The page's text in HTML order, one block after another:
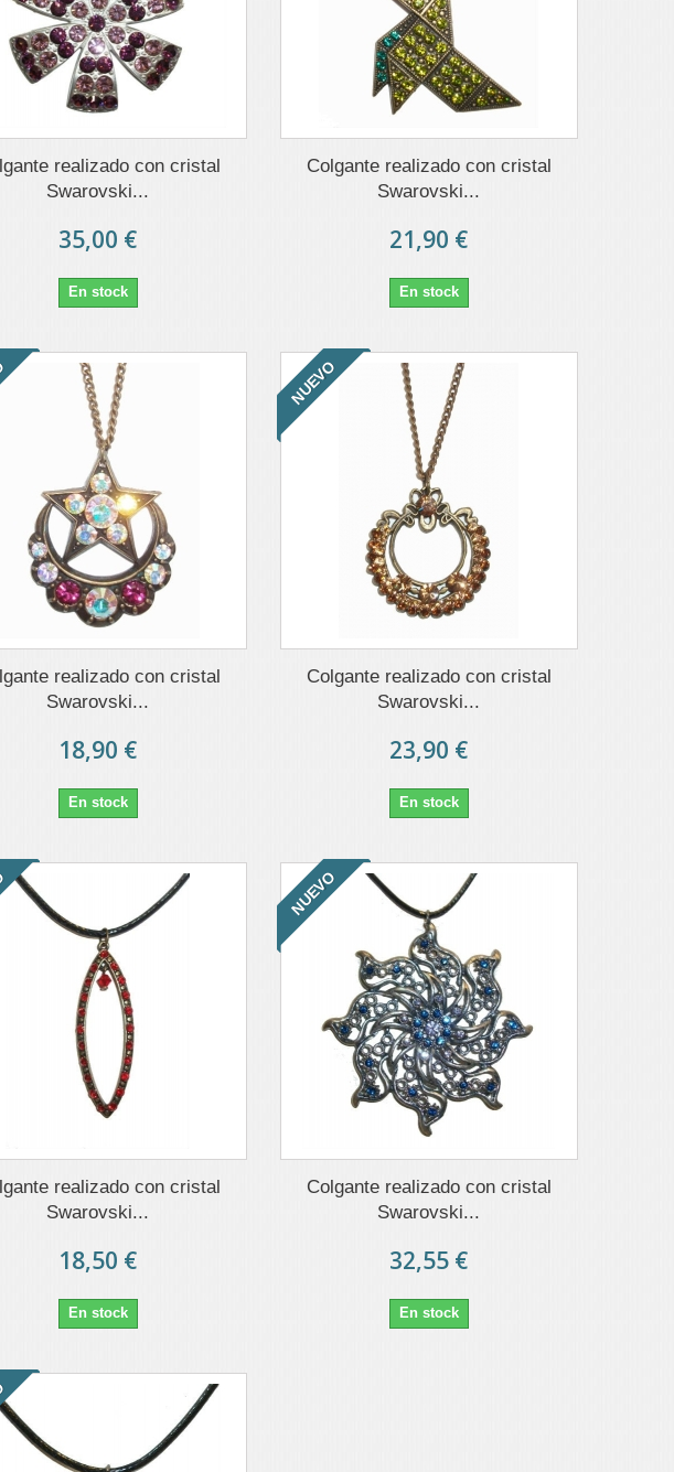
realizado con cristal
Swarovski...
35,00 €
En stock
Colgante realizado con cristal
Swarovski...
21,90 €
En stock
realizado con cristal
Swarovski...
18,90 €
En stock
NUEVO
Colgante realizado con cristal
Swarovski...
23,90 €
En stock
realizado con cristal
Swarovski...
18,50 €
En stock
NUEVO
Colgante realizado con cristal
Swarovski...
32,55 €
En stock